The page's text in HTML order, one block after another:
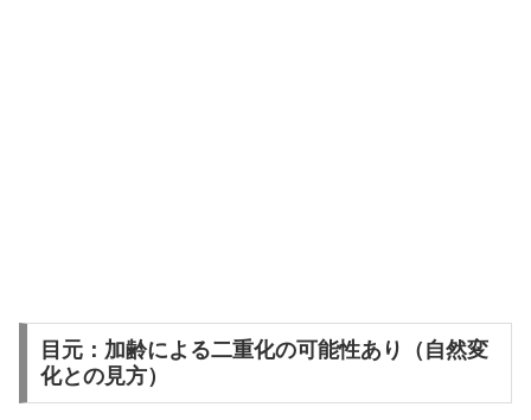
目元：加齢による二重化の可能性あり（自然変
化との見方）